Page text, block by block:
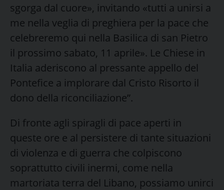
sgorga dal cuore», invitando «tutti a unirsi a
me nella veglia di preghiera per la pace che
celebreremo qui nella Basilica di san Pietro
il prossimo sabato, 11 aprile». Le Chiese in
Italia aderiscono al pressante appello del
Pontefice a implorare dal Cristo Risorto il
dono della riconciliazione”.
Di fronte agli spiragli di pace aperti in
queste ore e al persistere di tante situazioni
di violenza e di guerra che colpiscono
soprattutto civili inermi, come nella
martoriata terra del Libano, possiamo unirci